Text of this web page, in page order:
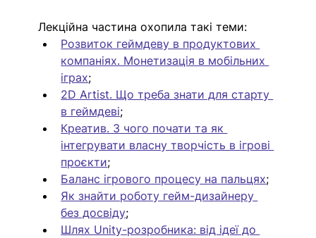
Лекційна частина охопила такі теми:
Розвиток геймдеву в продуктових
компаніях. Монетизація в мобільних
іграх;
2D Artist. Що треба знати для старту
в геймдеві;
Креатив. З чого почати та як
інтегрувати власну творчість в ігрові
проєкти;
Баланс ігрового процесу на пальцях;
Як знайти роботу гейм-дизайнеру
без досвіду;
Шлях Unity-розробника: від ідеї до